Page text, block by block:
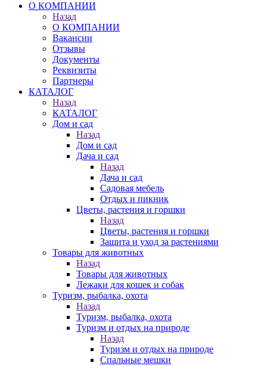
О КОМПАНИИ
Назад
О КОМПАНИИ
Вакансии
Отзывы
Документы
Реквизиты
Партнеры
КАТАЛОГ
Назад
КАТАЛОГ
Дом и сад
Назад
Дом и сад
Дача и сад
Назад
Дача и сад
Садовая мебель
Отдых и пикник
Цветы, растения и горшки
Назад
Цветы, растения и горшки
Защита и уход за растениями
Товары для животных
Назад
Товары для животных
Лежаки для кошек и собак
Туризм, рыбалка, охота
Назад
Туризм, рыбалка, охота
Туризм и отдых на природе
Назад
Туризм и отдых на природе
Спальные мешки